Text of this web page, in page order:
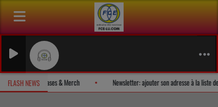
FLASH NEWS
un album-surprise! Fan Releases & Merch Newsletter: